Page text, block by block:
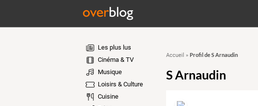
Les plus lus
Cinéma & TV
Musique
Loisirs & Culture
Cuisine
Accueil » Profil de S Arnaudin
S Arnaudin